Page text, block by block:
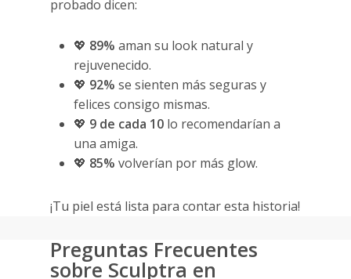
probado dicen:
💖 89% aman su look natural y
rejuvenecido.
💖 92% se sienten más seguras y
felices consigo mismas.
💖 9 de cada 10 lo recomendarían a
una amiga.
💖 85% volverían por más glow.
¡Tu piel está lista para contar esta historia!
Preguntas Frecuentes
sobre Sculptra en